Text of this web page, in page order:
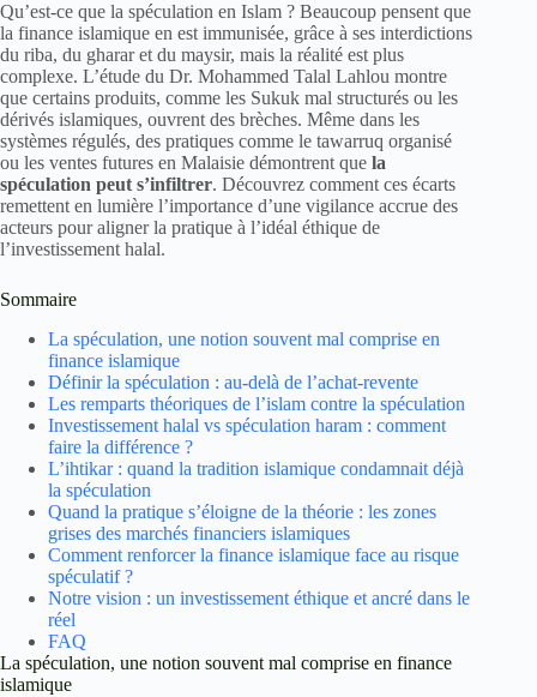
Qu’est-ce que la spéculation en Islam ? Beaucoup pensent que
la finance islamique en est immunisée, grâce à ses interdictions
du riba, du gharar et du maysir, mais la réalité est plus
complexe. L’étude du Dr. Mohammed Talal Lahlou montre
que certains produits, comme les Sukuk mal structurés ou les
dérivés islamiques, ouvrent des brèches. Même dans les
systèmes régulés, des pratiques comme le tawarruq organisé
ou les ventes futures en Malaisie démontrent que la
spéculation peut s’infiltrer. Découvrez comment ces écarts
remettent en lumière l’importance d’une vigilance accrue des
acteurs pour aligner la pratique à l’idéal éthique de
l’investissement halal.
Sommaire
La spéculation, une notion souvent mal comprise en
finance islamique
Définir la spéculation : au-delà de l’achat-revente
Les remparts théoriques de l’islam contre la spéculation
Investissement halal vs spéculation haram : comment
faire la différence ?
L’ihtikar : quand la tradition islamique condamnait déjà
la spéculation
Quand la pratique s’éloigne de la théorie : les zones
grises des marchés financiers islamiques
Comment renforcer la finance islamique face au risque
spéculatif ?
Notre vision : un investissement éthique et ancré dans le
réel
FAQ
La spéculation, une notion souvent mal comprise en finance
islamique